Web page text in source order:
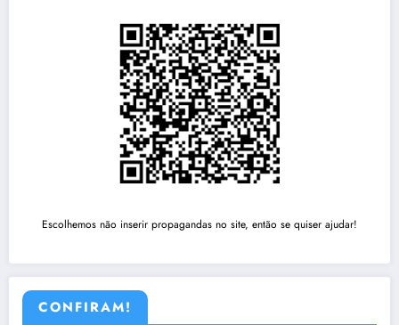
Escolhemos não inserir propagandas no site, então se quiser ajudar!
CONFIRAM!